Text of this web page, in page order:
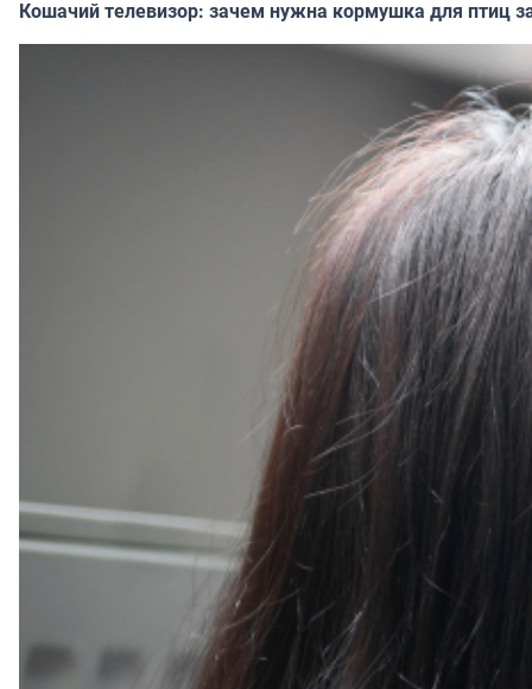
Кошачий телевизор: зачем нужна кормушка для птиц